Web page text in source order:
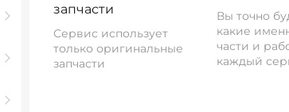
запчасти
Сервис использует
только оригинальные
запчасти
Вы точно
какие
части и
каждый